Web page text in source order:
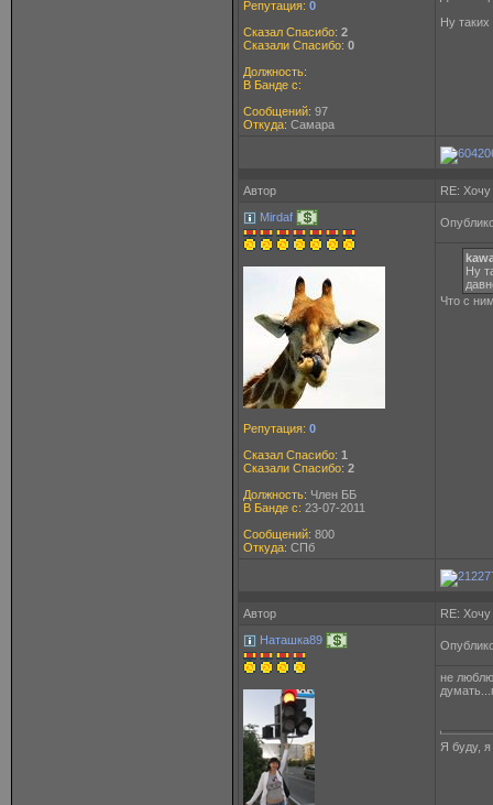
Репутация: 0
Сказал Спасибо: 2
Сказали Спасибо: 0
Должность:
В Банде с:
Сообщений: 97
Откуда: Самара
Ну
Автор
RE: Хочу
Mirdaf
Репутация: 0
Сказал Спасибо: 1
Сказали Спасибо: 2
Должность: Член ББ
В Банде с: 23-07-2011
Сообщений: 800
Откуда: СПб
Ну
Что с
Автор
RE: Хочу
Наташка89
не
Я буду,